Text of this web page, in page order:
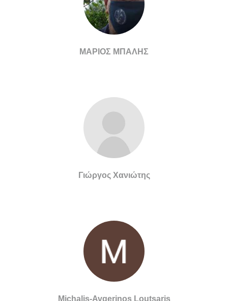
ΜΑΡΙΟΣ ΜΠΑΛΗΣ
Γιώργος Χανιώτης
Michalis-Avgerinos Loutsaris